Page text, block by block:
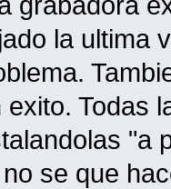
la ultima
exito. Todas
"a
se que